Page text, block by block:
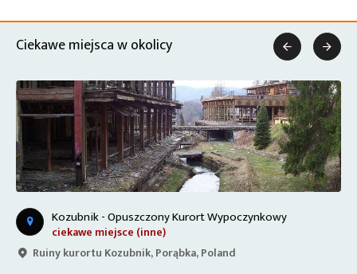
Ciekawe miejsca w okolicy
Kozubnik - Opuszczony Kurort Wypoczynkowy
ciekawe miejsce (inne)
Ruiny kurortu Kozubnik, Porąbka, Poland
 